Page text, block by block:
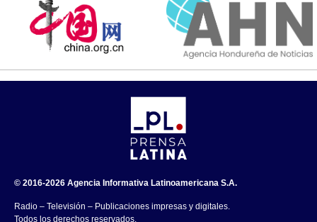
© 2016-2026 Agencia Informativa Latinoamericana S.A.
Radio – Televisión – Publicaciones impresas y digitales.
Todos los derechos reservados.